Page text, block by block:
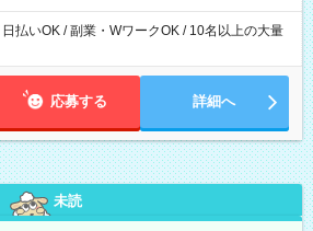
払いOK / 副業・WワークOK / 10名以上の大量
応募する 詳細へ
未読